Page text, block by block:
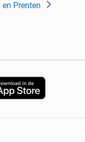
en Prenten